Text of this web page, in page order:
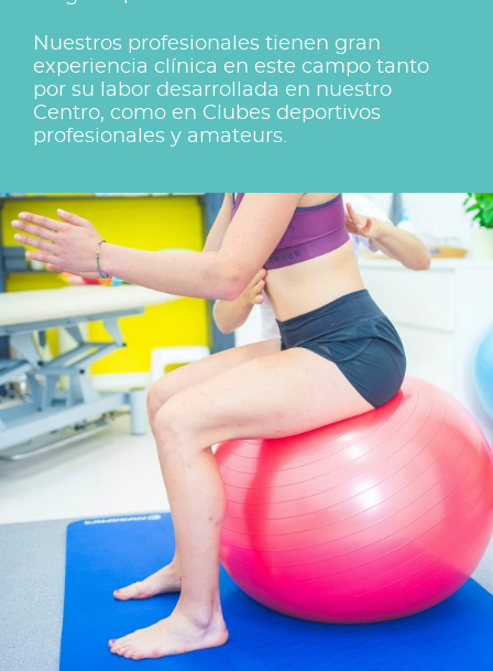
Nuestros profesionales tienen gran
experiencia clínica en este campo tanto
por su labor desarrollada en nuestro
Centro, como en Clubes deportivos
profesionales y amateurs.